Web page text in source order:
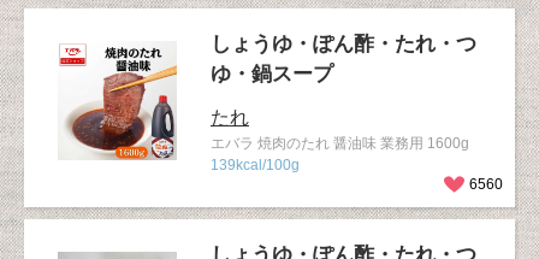
しょうゆ・ぽん酢・たれ・つ
ゆ・鍋スープ
たれ
エバラ 焼肉のたれ 醤油味 業務用 1600g
139kcal/100g
6560
しょうゆ・ぽん酢・たれ・つ